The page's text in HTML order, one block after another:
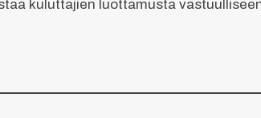
kuluttajien luottamusta